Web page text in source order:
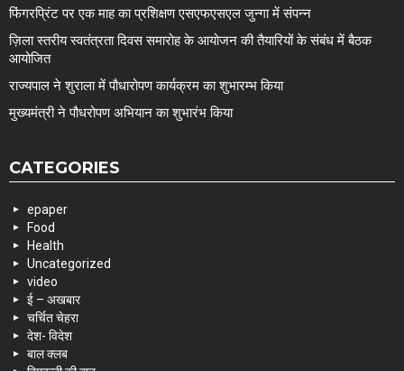
फिंगरप्रिंट पर एक माह का प्रशिक्षण एसएफएसएल जुन्गा में संपन्न
ज़िला स्तरीय स्वतंत्रता दिवस समारोह के आयोजन की तैयारियों के संबंध में बैठक
आयोजित
राज्यपाल ने शुराला में पौधारोपण कार्यक्रम का शुभारम्भ किया
मुख्यमंत्री ने पौधरोपण अभियान का शुभारंभ किया
CATEGORIES
epaper
Food
Health
Uncategorized
video
ई – अखबार
चर्चित चेहरा
देश- विदेश
बाल क्लब